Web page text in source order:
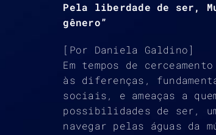
Pela liberdade de ser,
gênero”
[Por Daniela Galdino]
Em tempos de
às diferenças,
sociais, e ameaças a
possibilidades de ser,
navegar pelas águas